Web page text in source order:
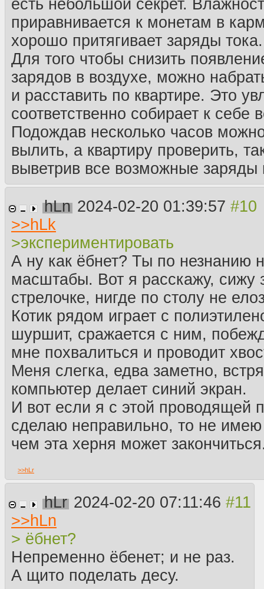
есть небольшой секрет.
приравнивается к монетам в
хорошо притягивает заряды тока.
Для того чтобы снизить
зарядов в воздухе, можно
и расставить по квартире. Это
соответственно собирает к себе
Подождав несколько часов
вылить, а квартиру проверить,
выветрив все возможные заряды
hLn 2024-02-20 01:39:57
>>hLk
>экспериментировать
А ну как ёбнет? Ты по незнанию
масштабы. Вот я расскажу, сижу
стрелочке, нигде по столу не
Котик рядом играет с
шуршит, сражается с ним,
мне похвалиться и проводит
Меня слегка, едва заметно,
компьютер делает синий экран.
И вот если я с этой проводящей
сделаю неправильно, то не имею
чем эта херня может
>>hLr
hLr 2024-02-20 07:11:46
>>hLn
> ёбнет?
Непременно ёбенет; и не раз.
А щито поделать десу.